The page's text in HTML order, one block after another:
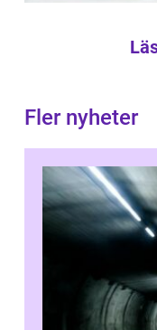
Fler nyheter